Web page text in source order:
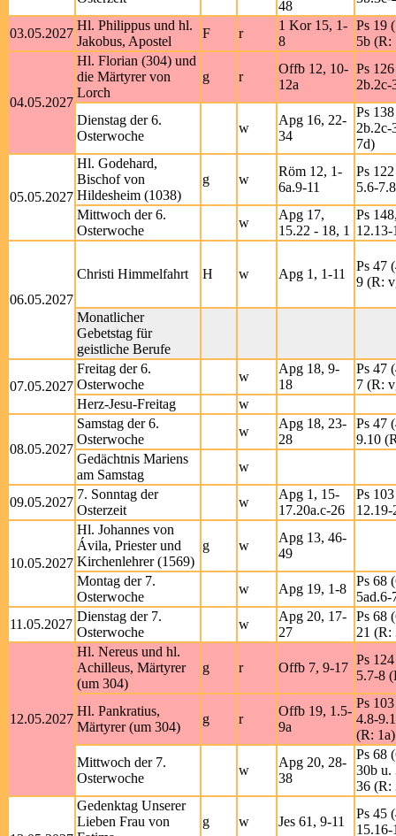
48
03.05.2027
Hl. Philippus und hl.
Jakobus, Apostel
F r
1 Kor 15, 1-
8
Ps 19
5b (R:
04.05.2027
Hl. Florian (304) und
die Märtyrer von
Lorch
g r
Offb 12, 10-
12a
Ps
2b.2c-
Dienstag der 6.
Osterwoche
w
Apg 16, 22-
34
Ps
2b.2c-
7d)
05.05.2027
Hl. Godehard,
Bischof von
Hildesheim (1038)
g w
Röm 12, 1-
6a.9-11
Ps
5.6-
Mittwoch der 6.
Osterwoche
w
Apg 17,
15.22 - 18, 1
Ps
12.13-
06.05.2027
Christi Himmelfahrt H w Apg 1, 1-11
Ps 47
9 (R:
Monatlicher
Gebetstag für
geistliche Berufe
07.05.2027
Freitag der 6.
Osterwoche
w
Apg 18, 9-
18
Ps 47
7 (R:
Herz-Jesu-Freitag
w
08.05.2027
Samstag der 6.
Osterwoche
w
Apg 18, 23-
28
Ps 47
9.10
Gedächtnis Mariens
am Samstag
w
09.05.2027
7. Sonntag der
Osterzeit
w
Apg 1, 15-
17.20a.c-26
Ps
12.19-
10.05.2027
Hl. Johannes von
Ávila, Priester und
Kirchenlehrer (1569)
g w
Apg 13, 46-
49
Montag der 7.
Osterwoche
w Apg 19, 1-8
Ps 68
5ad.6-
11.05.2027
Dienstag der 7.
Osterwoche
w
Apg 20, 17-
27
Ps 68
21 (R:
12.05.2027
Hl. Nereus und hl.
Achilleus, Märtyrer
(um 304)
g r Offb 7, 9-17
Ps
5.7-8
Hl. Pankratius,
Märtyrer (um 304)
g r
Offb 19, 1.5-
9a
Ps
4.8-
(R: 1a)
Mittwoch der 7.
Osterwoche
w
Apg 20, 28-
38
Ps 68
30b u.
36 (R:
Gedenktag Unserer
Lieben Frau von
g w Jes 61, 9-11
Ps 45
15.16-